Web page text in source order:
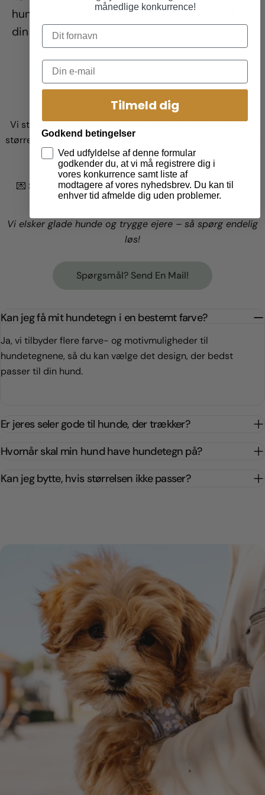
hundetegn, hvert produkt er designet med
din hunds velvære for øje.
Har du spørgsmål?
Vi står altid klar til at hjælpe – uanset om du er i tvivl om
størrelse, pasform, levering eller hvilket produkt der passer
bedst til din hund.
💌 Skriv til osher– så vender vi hurtigt tilbage med et
kærligt svar.
Vi elsker glade hunde og trygge ejere – så spørg endelig
løs!
Spørgsmål? Send En Mail!
Kan jeg få mit hundetegn i en bestemt farve?
Ja, vi tilbyder flere farve- og motivmuligheder til
hundetegnene, så du kan vælge det design, der bedst
passer til din hund.
Er jeres seler gode til hunde, der trækker?
Hvornår skal min hund have hundetegn på?
Kan jeg bytte, hvis størrelsen ikke passer?
månedlige konkurrence!
Tilmeld dig
Godkend betingelser
Ved udfyldelse af denne formular
godkender du, at vi må registrere dig i
vores konkurrence samt liste af
modtagere af vores nyhedsbrev. Du kan til
enhver tid afmelde dig uden problemer.